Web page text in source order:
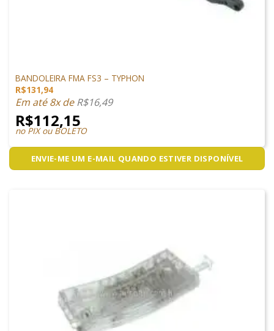
BANDOLEIRA FMA FS3 – TYPHON
R$131,94
Em até 8x deR$16,49
R$112,15
no PIX ou BOLETO
ENVIE-ME UM E-MAIL QUANDO ESTIVER DISPONÍVEL